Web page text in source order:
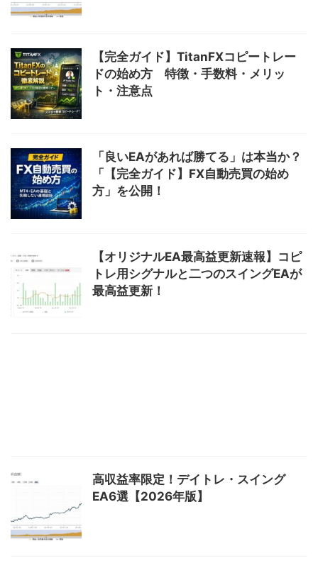
【完全ガイド】TitanFXコピートレー
ドの始め方 特徴・手数料・メリッ
ト・注意点
「良いEAがあれば勝てる」は本当か？
「【完全ガイド】FX自動売買の始め
方」を公開！
【オリジナルEA最高益更新速報】コピ
トレ用シグナルと二つのスイングEAが
最高益更新！
高収益率限定！デイトレ・スイング
EA6選【2026年版】